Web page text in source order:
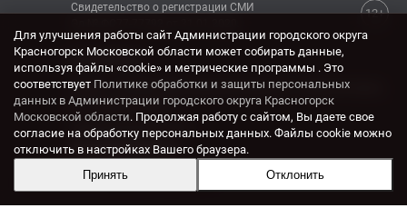
12+
Свидетельство о регистрации СМИ
КОНТАКТЫ
Адрес: 143404, Московская область, г. Красногорск,
ул. Ленина, дом 4.
Электронная почта:
krasrn@mosreg.ru
Разработка и поддержка сайта ADN
Для улучшения работы сайт Администрации городского округа
Красногорск Московской области может собирать данные,
используя файлы «cookie» и метрические программы . Это
соответствует Политике обработки и защиты персональных
данных в Администрации городского округа Красногорск
Московской области. Продолжая работу с сайтом, Вы даете свое
согласие на обработку персональных данных. Файлы cookie можно
отключить в настройках Вашего браузера.
Принять
Отклонить